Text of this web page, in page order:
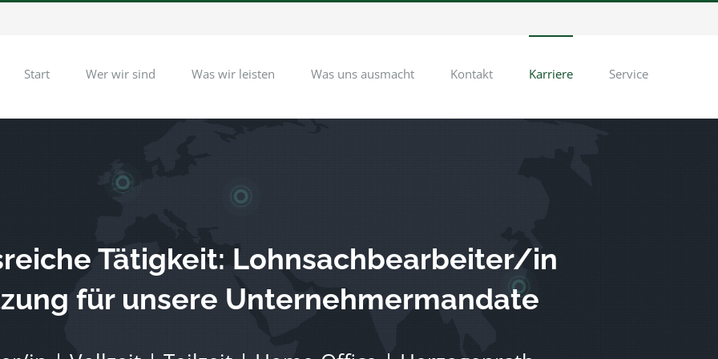
Start Wer wir sind Was wir leisten Was uns ausmacht Kontakt Karriere Service
Tätigkeit: Lohnsachbearbeiter/in
für unsere Unternehmermandate